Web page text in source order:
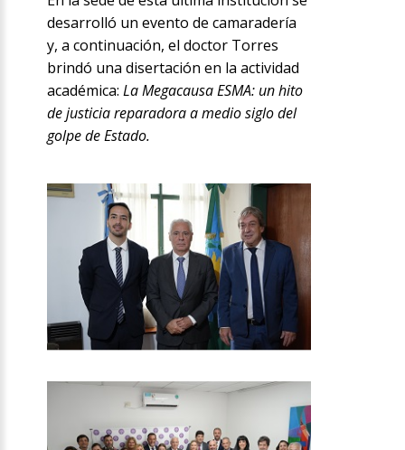
desarrolló un evento de camaradería
y, a continuación, el doctor Torres
brindó una disertación en la actividad
académica: La Megacausa ESMA: un hito
de justicia reparadora a medio siglo del
golpe de Estado.